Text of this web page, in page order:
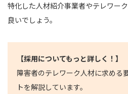
特化した人材紹介事業者やテレワー
良いでしょう。
【採用についてもっと詳しく！】
障害者のテレワーク人材に求める
トを解説しています。